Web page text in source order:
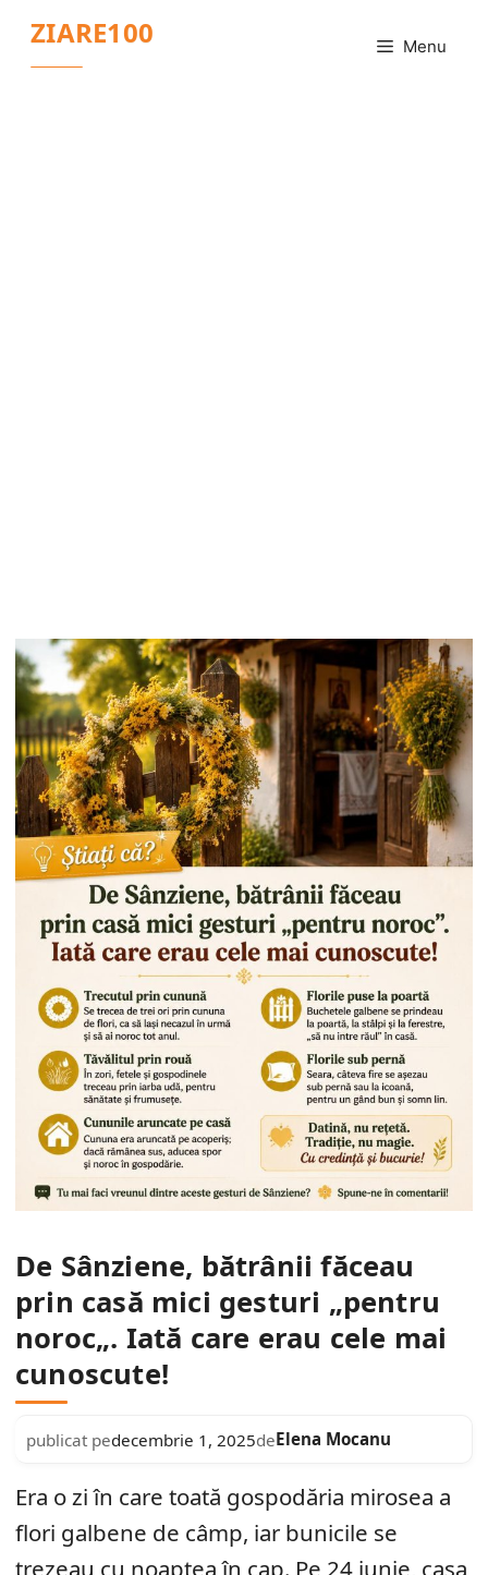
conținut
ZIARE100 Menu
De Sânziene, bătrânii făceau
prin casă mici gesturi „pentru
noroc„. Iată care erau cele mai
cunoscute!
publicat pedecembrie 1, 2025deElena Mocanu
Era o zi în care toată gospodăria mirosea a
flori galbene de câmp, iar bunicile se
trezeau cu noaptea în cap. Pe 24 iunie, casa